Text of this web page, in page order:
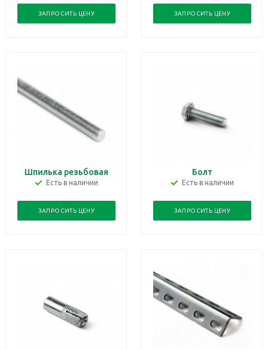
ЗАПРОСИТЬ ЦЕНУ ЗАПРОСИТЬ ЦЕНУ
Шпилька резьбовая
Есть в наличии
ЗАПРОСИТЬ ЦЕНУ
Болт
Есть в наличии
ЗАПРОСИТЬ ЦЕНУ